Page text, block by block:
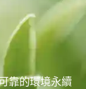
靠的環境永續